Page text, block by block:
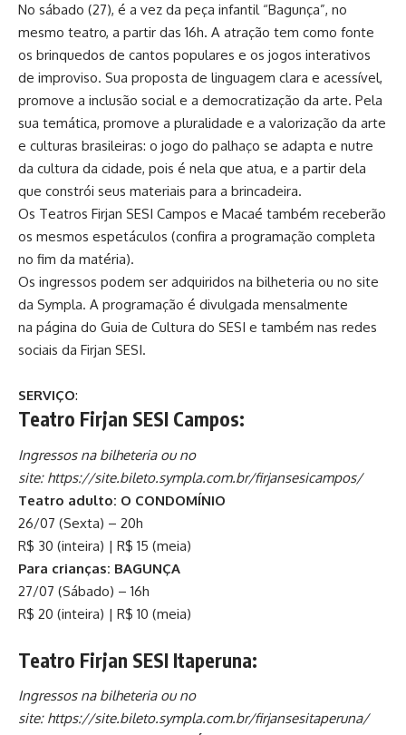
No sábado (27), é a vez da peça infantil “Bagunça”, no
mesmo teatro, a partir das 16h. A atração tem como fonte
os brinquedos de cantos populares e os jogos interativos
de improviso. Sua proposta de linguagem clara e acessível,
promove a inclusão social e a democratização da arte. Pela
sua temática, promove a pluralidade e a valorização da arte
e culturas brasileiras: o jogo do palhaço se adapta e nutre
da cultura da cidade, pois é nela que atua, e a partir dela
que constrói seus materiais para a brincadeira.
Os Teatros Firjan SESI Campos e Macaé também receberão
os mesmos espetáculos (confira a programação completa
no fim da matéria).
Os ingressos podem ser adquiridos na bilheteria ou no site
da Sympla. A programação é divulgada mensalmente
na página do Guia de Cultura do SESI e também nas redes
sociais da Firjan SESI.
SERVIÇO:
Teatro Firjan SESI Campos:
Ingressos na bilheteria ou no
site: https://site.bileto.sympla.com.br/firjansesicampos/
Teatro adulto: O CONDOMÍNIO
26/07 (Sexta) – 20h
R$ 30 (inteira) | R$ 15 (meia)
Para crianças: BAGUNÇA
27/07 (Sábado) – 16h
R$ 20 (inteira) | R$ 10 (meia)
Teatro Firjan SESI Itaperuna:
Ingressos na bilheteria ou no
site: https://site.bileto.sympla.com.br/firjansesitaperuna/